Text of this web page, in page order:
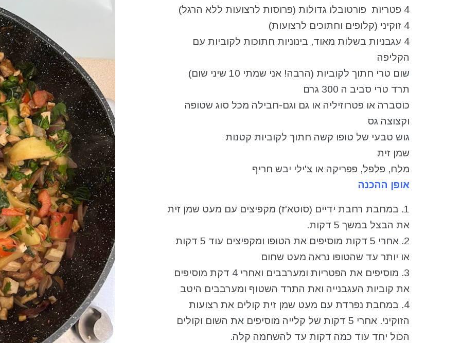
4 פטריות פורטובלו גדולות (פרוסות לרצועות ללא הרגל)
4 זוקיני (קלופים וחתוכים לרצועות)
4 עגבניות בשלות מאוד, בינוניות חתוכות לקוביות עם
הקליפה
שום טרי חתוך לקוביות (הרבה! אני שמתי 10 שיני שום)
תרד טרי סביב ה 300 גרם
כוסברה או פטרוזיליה או גם וגם-חבילה מכל סוג שטופה
וקצוצה גס
גוש טבעי של טופו קשה חתוך לקוביות קטנות
שמן זית
מלח, פלפל, פפריקה או צ'ילי יבש חריף
אופן ההכנה
1. במחבת רחבת ידיים (סוטא'ז) מקפיצים עם מעט שמן זית
את הבצל במשך 5 דקות.
2. אחרי 5 דקות מוסיפים את הטופו ומקפיצים עוד 5 דקות
או יותר עד שהטופו נראה מעט שחום
3. מוסיפים את הפטריות ומערבבים ואחרי 4 דקת מוסיפים
את קוביות העגבנייה ואת התרד השטוף ומערבבים היטב
4. במחבת נפרדת עם מעט שמן זית קולים את רצועות
הזוקיני. אחרי 5 דקות של קלייה מוסיפים את השום וקולים
הכול יחד עוד כמה דקות עד להשחמה קלה.